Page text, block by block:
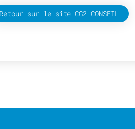
Retour sur le site CG2 CONSEIL